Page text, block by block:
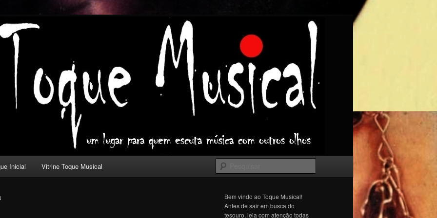
com outros olhos.
Inicial Vitrine Toque Musical
Bem vindo ao Toque Musical!
Antes de sair em busca do
tesouro, leia com atenção todas